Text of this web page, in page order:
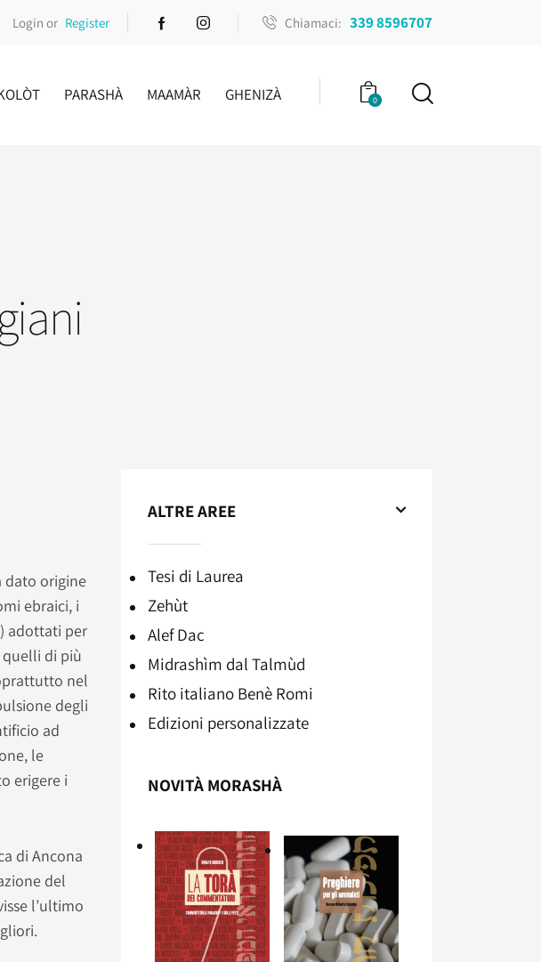
Login or Register Chiamaci: 339 8596707
PARASHÀ MAAMÀR GHENIZÀ 0
dato origine
ebraici, i
adottati per
di più
nel
degli
ad
le
erigere i
di Ancona
del
l’ultimo
ALTRE AREE
Tesi di Laurea
Zehùt
Alef Dac
Midrashìm dal Talmùd
Rito italiano Benè Romi​
Edizioni personalizzate
NOVITÀ MORASHÀ